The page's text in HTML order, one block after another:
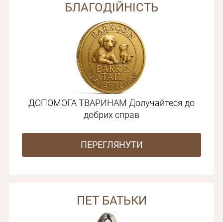
БЛАГОДІЙНІСТЬ
ДОПОМОГА ТВАРИНАМ Долучайтеся до
добрих справ
ПЕРЕГЛЯНУТИ
ПЕT БАТЬКИ